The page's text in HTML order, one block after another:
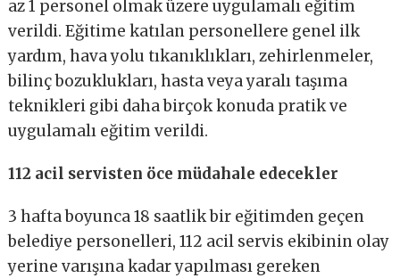
az 1 personel olmak üzere uygulamalı eğitim
verildi. Eğitime katılan personellere genel ilk
yardım, hava yolu tıkanıklıkları, zehirlenmeler,
bilinç bozuklukları, hasta veya yaralı taşıma
teknikleri gibi daha birçok konuda pratik ve
uygulamalı eğitim verildi.
112 acil servisten öce müdahale edecekler
3 hafta boyunca 18 saatlik bir eğitimden geçen
belediye personelleri, 112 acil servis ekibinin olay
yerine varışına kadar yapılması gereken